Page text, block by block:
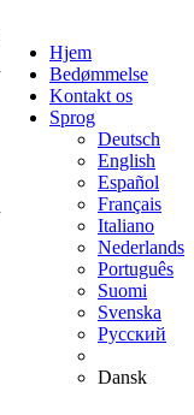
Hjem
Bedømmelse
Kontakt os
Sprog
Deutsch
English
Español
Français
Italiano
Nederlands
Português
Suomi
Svenska
Русский
Dansk